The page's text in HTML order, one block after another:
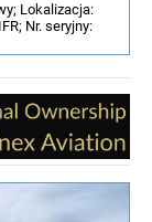
Lokalizacja:
Nr. seryjny: